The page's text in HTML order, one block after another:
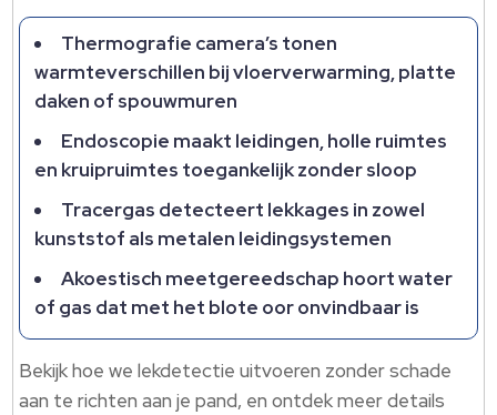
Thermografie camera’s tonen
warmteverschillen bij vloerverwarming, platte
daken of spouwmuren
Endoscopie maakt leidingen, holle ruimtes
en kruipruimtes toegankelijk zonder sloop
Tracergas detecteert lekkages in zowel
kunststof als metalen leidingsystemen
Akoestisch meetgereedschap hoort water
of gas dat met het blote oor onvindbaar is
Bekijk hoe we lekdetectie uitvoeren zonder schade
aan te richten aan je pand, en ontdek meer details